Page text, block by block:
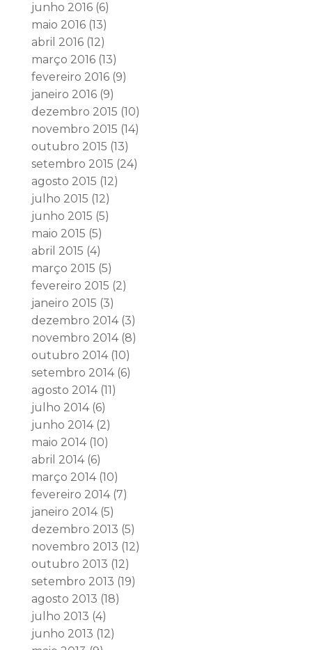
junho 2016(6)
maio 2016(13)
abril 2016(12)
março 2016(13)
fevereiro 2016(9)
janeiro 2016(9)
dezembro 2015 (10)
novembro 2015 (14)
outubro 2015 (13)
setembro 2015 (24)
agosto 2015 (12)
julho 2015 (12)
junho 2015 (5)
maio 2015 (5)
abril 2015 (4)
março 2015 (5)
fevereiro 2015 (2)
janeiro 2015 (3)
dezembro 2014(3)
novembro 2014(8)
outubro 2014(10)
setembro 2014(6)
agosto 2014(11)
julho 2014(6)
junho 2014(2)
maio 2014(10)
abril 2014(6)
março 2014(10)
fevereiro 2014(7)
janeiro 2014(5)
dezembro 2013 (5)
novembro 2013 (12)
outubro 2013 (12)
setembro 2013 (19)
agosto 2013 (18)
julho 2013 (4)
junho 2013 (12)